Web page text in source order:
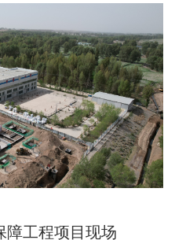
障工程项目现场